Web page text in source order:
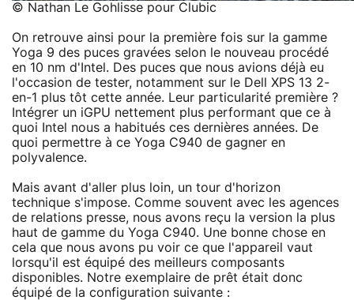
© Nathan Le Gohlisse pour Clubic
On retrouve ainsi pour la première fois sur la gamme
Yoga 9 des puces gravées selon le nouveau procédé
en 10 nm d'Intel. Des puces que nous avions déjà eu
l'occasion de tester, notamment sur le Dell XPS 13 2-
en-1 plus tôt cette année. Leur particularité première ?
Intégrer un iGPU nettement plus performant que ce à
quoi Intel nous a habitués ces dernières années. De
quoi permettre à ce Yoga C940 de gagner en
polyvalence.
Mais avant d'aller plus loin, un tour d'horizon
technique s'impose. Comme souvent avec les agences
de relations presse, nous avons reçu la version la plus
haut de gamme du Yoga C940. Une bonne chose en
cela que nous avons pu voir ce que l'appareil vaut
lorsqu'il est équipé des meilleurs composants
disponibles. Notre exemplaire de prêt était donc
équipé de la configuration suivante :